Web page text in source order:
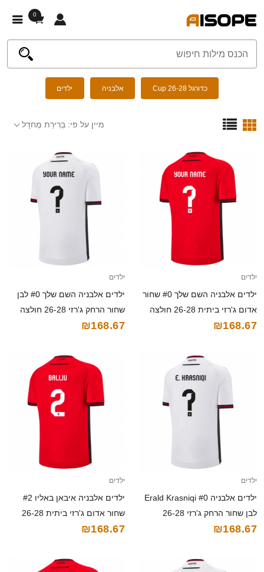
0
כדורגל Cup 26-28 אלבניה ילדים
מיין על פי: בְּרִירַת מֶחדָל
ילדים
ילדים אלבניה השם שלך #0 שחור
אדום ג'רזי ביתית 26-28 חולצה
קצרה
₪168.67
ילדים
ילדים אלבניה השם שלך #0 לבן
שחור הרחק ג'רזי 26-28 חולצה
קצרה
₪168.67
ילדים
ילדים אלבניה Erald Krasniqi #0
לבן שחור הרחק ג'רזי 26-28
חולצה קצרה
₪168.67
ילדים
ילדים אלבניה איבאן באליו #2
שחור אדום ג'רזי ביתית 26-28
חולצה קצרה
₪168.67